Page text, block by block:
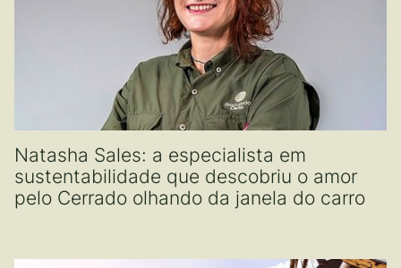
Natasha Sales: a especialista em
sustentabilidade que descobriu o amor
pelo Cerrado olhando da janela do carro